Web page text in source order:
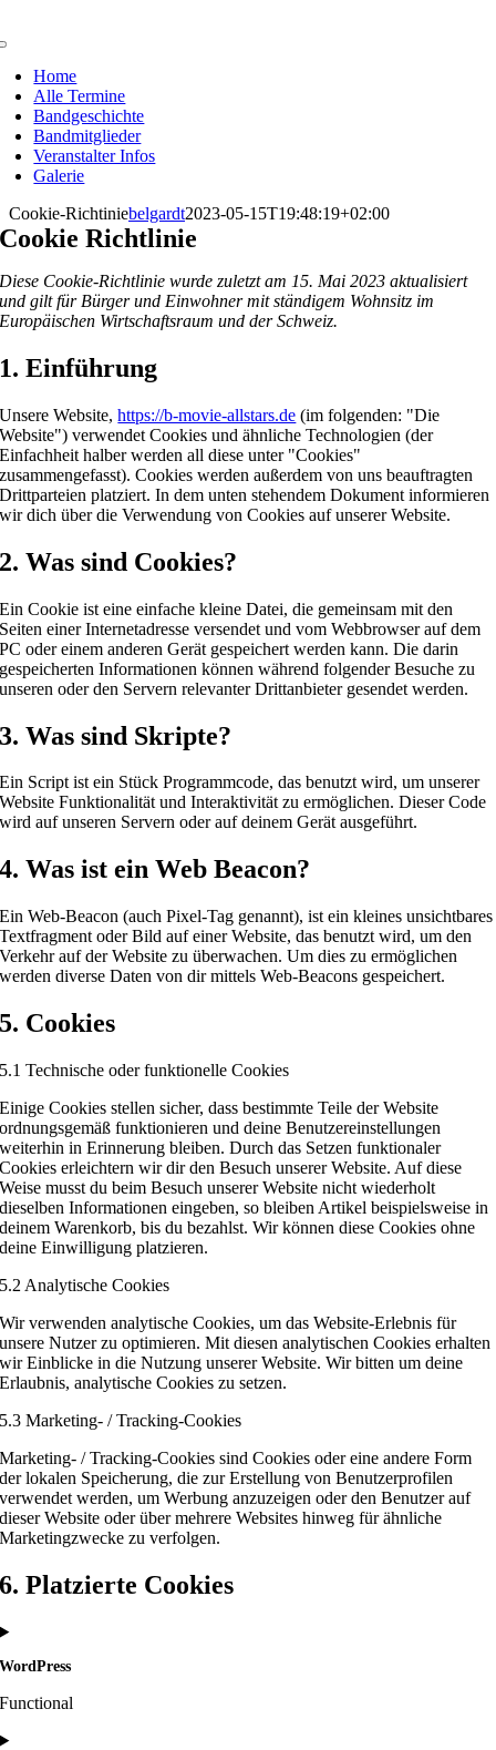
Home
Alle Termine
Bandgeschichte
Bandmitglieder
Veranstalter Infos
Galerie
Cookie-Richtiniebelgardt2023-05-15T19:48:19+02:00
Cookie Richtlinie
Diese Cookie-Richtlinie wurde zuletzt am 15. Mai 2023 aktualisiert
und gilt für Bürger und Einwohner mit ständigem Wohnsitz im
Europäischen Wirtschaftsraum und der Schweiz.
1. Einführung
Unsere Website,https://b-movie-allstars.de (im folgenden: "Die
Website") verwendet Cookies und ähnliche Technologien (der
Einfachheit halber werden all diese unter "Cookies"
zusammengefasst). Cookies werden außerdem von uns beauftragten
Drittparteien platziert. In dem unten stehendem Dokument informieren
wir dich über die Verwendung von Cookies auf unserer Website.
2. Was sind Cookies?
Ein Cookie ist eine einfache kleine Datei, die gemeinsam mit den
Seiten einer Internetadresse versendet und vom Webbrowser auf dem
PC oder einem anderen Gerät gespeichert werden kann. Die darin
gespeicherten Informationen können während folgender Besuche zu
unseren oder den Servern relevanter Drittanbieter gesendet werden.
3. Was sind Skripte?
Ein Script ist ein Stück Programmcode, das benutzt wird, um unserer
Website Funktionalität und Interaktivität zu ermöglichen. Dieser Code
wird auf unseren Servern oder auf deinem Gerät ausgeführt.
4. Was ist ein Web Beacon?
Ein Web-Beacon (auch Pixel-Tag genannt), ist ein kleines unsichtbares
Textfragment oder Bild auf einer Website, das benutzt wird, um den
Verkehr auf der Website zu überwachen. Um dies zu ermöglichen
werden diverse Daten von dir mittels Web-Beacons gespeichert.
5. Cookies
5.1 Technische oder funktionelle Cookies
Einige Cookies stellen sicher, dass bestimmte Teile der Website
ordnungsgemäß funktionieren und deine Benutzereinstellungen
weiterhin in Erinnerung bleiben. Durch das Setzen funktionaler
Cookies erleichtern wir dir den Besuch unserer Website. Auf diese
Weise musst du beim Besuch unserer Website nicht wiederholt
dieselben Informationen eingeben, so bleiben Artikel beispielsweise in
deinem Warenkorb, bis du bezahlst. Wir können diese Cookies ohne
deine Einwilligung platzieren.
5.2 Analytische Cookies
Wir verwenden analytische Cookies, um das Website-Erlebnis für
unsere Nutzer zu optimieren. Mit diesen analytischen Cookies erhalten
wir Einblicke in die Nutzung unserer Website. Wir bitten um deine
Erlaubnis, analytische Cookies zu setzen.
5.3 Marketing- / Tracking-Cookies
Marketing- / Tracking-Cookies sind Cookies oder eine andere Form
der lokalen Speicherung, die zur Erstellung von Benutzerprofilen
verwendet werden, um Werbung anzuzeigen oder den Benutzer auf
dieser Website oder über mehrere Websites hinweg für ähnliche
Marketingzwecke zu verfolgen.
6. Platzierte Cookies
WordPress
Functional